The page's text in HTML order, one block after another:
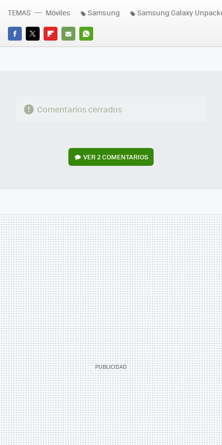
FACEBOOK
TWITTERFLIPBOARD
E-
WHATSAPP
TEMAS Móviles Samsung Samsung Galaxy
Comentarios cerrados
VER2 COMENTARIOS